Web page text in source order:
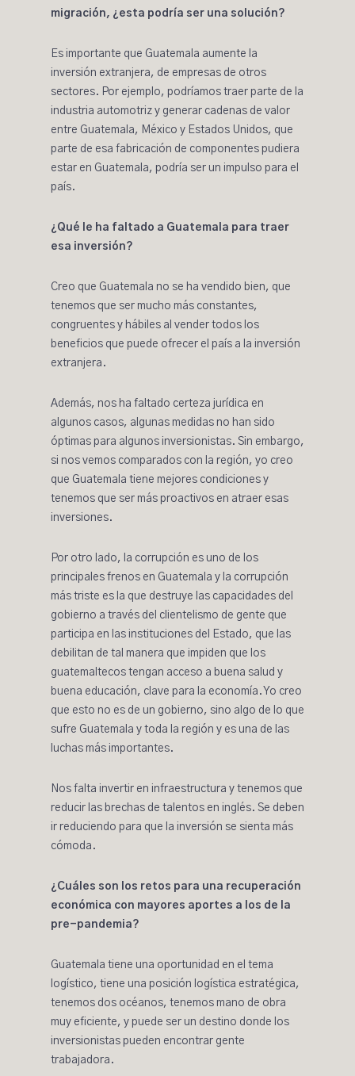
migración, ¿esta podría ser una solución?
Es importante que Guatemala aumente la
inversión extranjera, de empresas de otros
sectores. Por ejemplo, podríamos traer parte de la
industria automotriz y generar cadenas de valor
entre Guatemala, México y Estados Unidos, que
parte de esa fabricación de componentes pudiera
estar en Guatemala, podría ser un impulso para el
país.
¿Qué le ha faltado a Guatemala para traer
esa inversión?
Creo que Guatemala no se ha vendido bien, que
tenemos que ser mucho más constantes,
congruentes y hábiles al vender todos los
beneficios que puede ofrecer el país a la inversión
extranjera.
Además, nos ha faltado certeza jurídica en
algunos casos, algunas medidas no han sido
óptimas para algunos inversionistas. Sin embargo,
si nos vemos comparados con la región, yo creo
que Guatemala tiene mejores condiciones y
tenemos que ser más proactivos en atraer esas
inversiones.
Por otro lado, la corrupción es uno de los
principales frenos en Guatemala y la corrupción
más triste es la que destruye las capacidades del
gobierno a través del clientelismo de gente que
participa en las instituciones del Estado, que las
debilitan de tal manera que impiden que los
guatemaltecos tengan acceso a buena salud y
buena educación, clave para la economía. Yo creo
que esto no es de un gobierno, sino algo de lo que
sufre Guatemala y toda la región y es una de las
luchas más importantes.
Nos falta invertir en infraestructura y tenemos que
reducir las brechas de talentos en inglés. Se deben
ir reduciendo para que la inversión se sienta más
cómoda.
¿Cuáles son los retos para una recuperación
económica con mayores aportes a los de la
pre-pandemia?
Guatemala tiene una oportunidad en el tema
logístico, tiene una posición logística estratégica,
tenemos dos océanos, tenemos mano de obra
muy eficiente, y puede ser un destino donde los
inversionistas pueden encontrar gente
trabajadora.